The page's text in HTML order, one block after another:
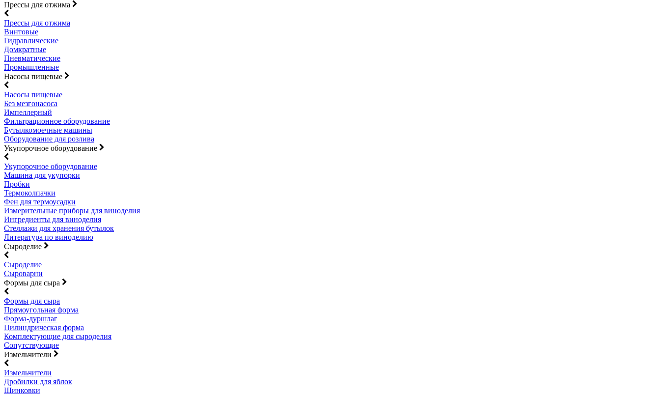
Прессы для отжима
Прессы для отжима
Винтовые
Гидравлические
Домкратные
Пневматические
Промышленные
Насосы пищевые
Насосы пищевые
Без мезгонасоса
Импеллерный
Фильтрационное оборудование
Бутылкомоечные машины
Оборудование для розлива
Укупорочное оборудование
Укупорочное оборудование
Машина для укупорки
Пробки
Термоколпачки
Фен для термоусадки
Измерительные приборы для виноделия
Ингредиенты для виноделия
Стеллажи для хранения бутылок
Литература по виноделию
Сыроделие
Сыроделие
Сыроварни
Формы для сыра
Формы для сыра
Прямоугольная форма
Форма-дуршлаг
Цилиндрическая форма
Комплектующие для сыроделия
Сопутствующие
Измельчители
Измельчители
Дробилки для яблок
Шинковки